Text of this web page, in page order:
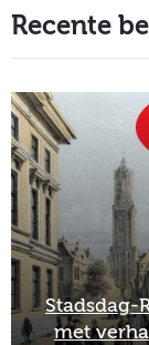
Recente
Stadsdag-
met